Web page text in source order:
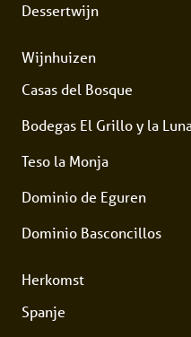
Dessertwijn
Wijnhuizen
Casas del Bosque
Bodegas El Grillo y la
Teso la Monja
Dominio de Eguren
Dominio Basconcillos
Herkomst
Spanje